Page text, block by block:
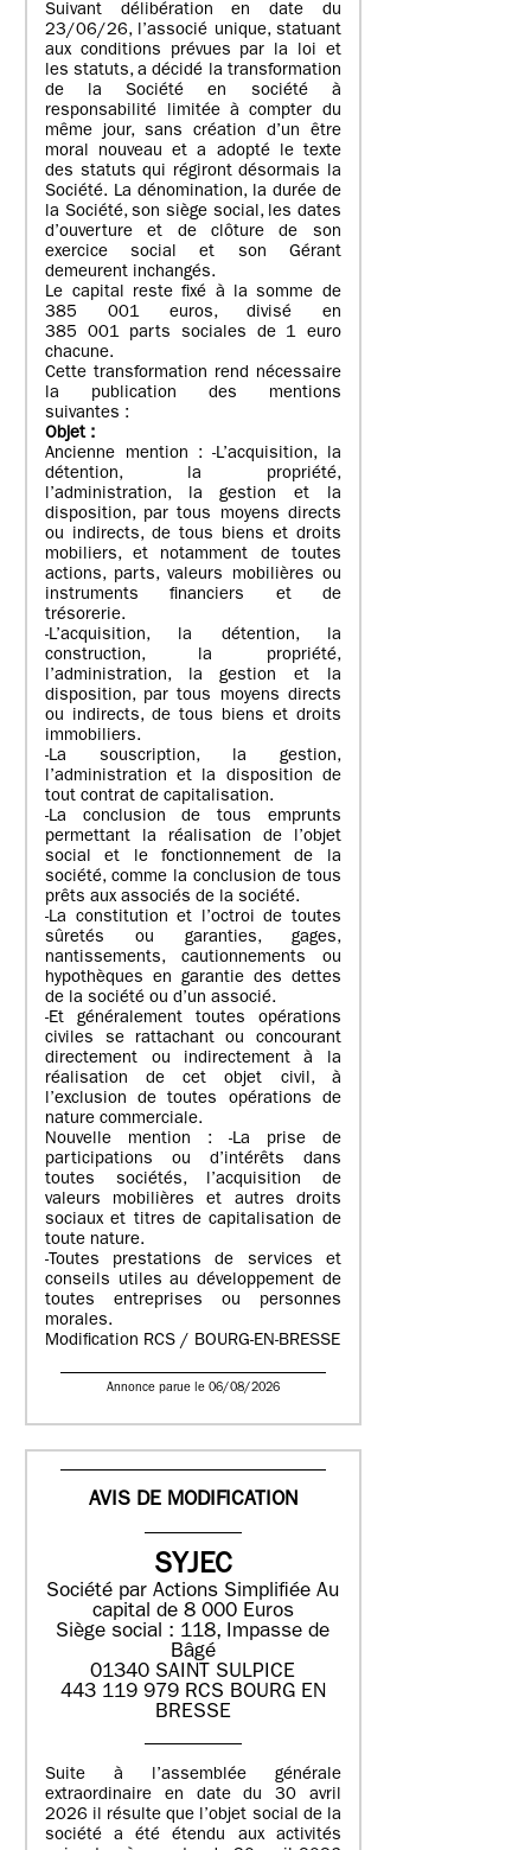
Suivant délibération en date du
23/06/26, l’associé unique, statuant
aux conditions prévues par la loi et
les statuts, a décidé la transformation
de la Société en société à
responsabilité limitée à compter du
même jour, sans création d’un être
moral nouveau et a adopté le texte
des statuts qui régiront désormais la
Société. La dénomination, la durée de
la Société, son siège social, les dates
d’ouverture et de clôture de son
exercice social et son Gérant
demeurent inchangés.
Le capital reste fixé à la somme de
385 001 euros, divisé en
385 001 parts sociales de 1 euro
chacune.
Cette transformation rend nécessaire
la publication des mentions
suivantes :
Objet :
Ancienne mention : -L’acquisition, la
détention, la propriété,
l’administration, la gestion et la
disposition, par tous moyens directs
ou indirects, de tous biens et droits
mobiliers, et notamment de toutes
actions, parts, valeurs mobilières ou
instruments financiers et de
trésorerie.
-L’acquisition, la détention, la
construction, la propriété,
l’administration, la gestion et la
disposition, par tous moyens directs
ou indirects, de tous biens et droits
immobiliers.
-La souscription, la gestion,
l’administration et la disposition de
tout contrat de capitalisation.
-La conclusion de tous emprunts
permettant la réalisation de l’objet
social et le fonctionnement de la
société, comme la conclusion de tous
prêts aux associés de la société.
-La constitution et l’octroi de toutes
sûretés ou garanties, gages,
nantissements, cautionnements ou
hypothèques en garantie des dettes
de la société ou d’un associé.
-Et généralement toutes opérations
civiles se rattachant ou concourant
directement ou indirectement à la
réalisation de cet objet civil, à
l’exclusion de toutes opérations de
nature commerciale.
Nouvelle mention : -La prise de
participations ou d’intérêts dans
toutes sociétés, l’acquisition de
valeurs mobilières et autres droits
sociaux et titres de capitalisation de
toute nature.
-Toutes prestations de services et
conseils utiles au développement de
toutes entreprises ou personnes
morales.
Modification RCS / BOURG-EN-BRESSE
Annonce parue le 06/08/2026
AVIS DE MODIFICATION
SYJEC
Société par Actions SimplifiéeAu
capital de 8 000 Euros
Siège social : 118, Impasse de
Bâgé
01340 SAINT SULPICE
443 119 979 RCS BOURG EN
BRESSE
Suite à l’assemblée générale
extraordinaire en date du 30 avril
2026 il résulte que l’objet social de la
société a été étendu aux activités